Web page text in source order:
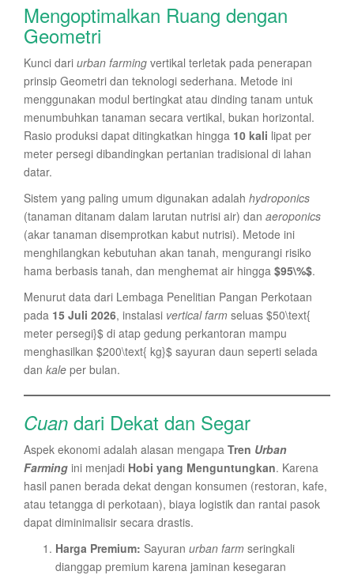
Mengoptimalkan Ruang dengan
Geometri
Kunci dari urban farming vertikal terletak pada penerapan
prinsip Geometri dan teknologi sederhana. Metode ini
menggunakan modul bertingkat atau dinding tanam untuk
menumbuhkan tanaman secara vertikal, bukan horizontal.
Rasio produksi dapat ditingkatkan hingga 10 kali lipat per
meter persegi dibandingkan pertanian tradisional di lahan
datar.
Sistem yang paling umum digunakan adalah hydroponics
(tanaman ditanam dalam larutan nutrisi air) dan aeroponics
(akar tanaman disemprotkan kabut nutrisi). Metode ini
menghilangkan kebutuhan akan tanah, mengurangi risiko
hama berbasis tanah, dan menghemat air hingga $95\%$.
Menurut data dari Lembaga Penelitian Pangan Perkotaan
pada 15 Juli 2026, instalasi vertical farm seluas $50\text{
meter persegi}$ di atap gedung perkantoran mampu
menghasilkan $200\text{ kg}$ sayuran daun seperti selada
dan kale per bulan.
Cuan dari Dekat dan Segar
Aspek ekonomi adalah alasan mengapa Tren Urban
Farming ini menjadi Hobi yang Menguntungkan. Karena
hasil panen berada dekat dengan konsumen (restoran, kafe,
atau tetangga di perkotaan), biaya logistik dan rantai pasok
dapat diminimalisir secara drastis.
Harga Premium: Sayuran urban farm seringkali
dianggap premium karena jaminan kesegaran